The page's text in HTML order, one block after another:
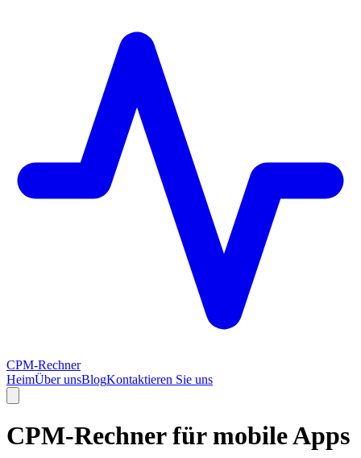
CPM-Rechner
HeimÜber unsBlogKontaktieren Sie uns
CPM-Rechner für mobile Apps